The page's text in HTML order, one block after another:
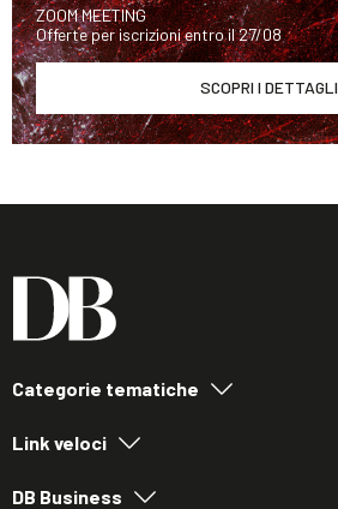
ZOOM MEETING
Offerte per iscrizioni entro il 27/08
SCOPRI I DETTAGLI
Categorie tematiche
Link veloci
DB Business